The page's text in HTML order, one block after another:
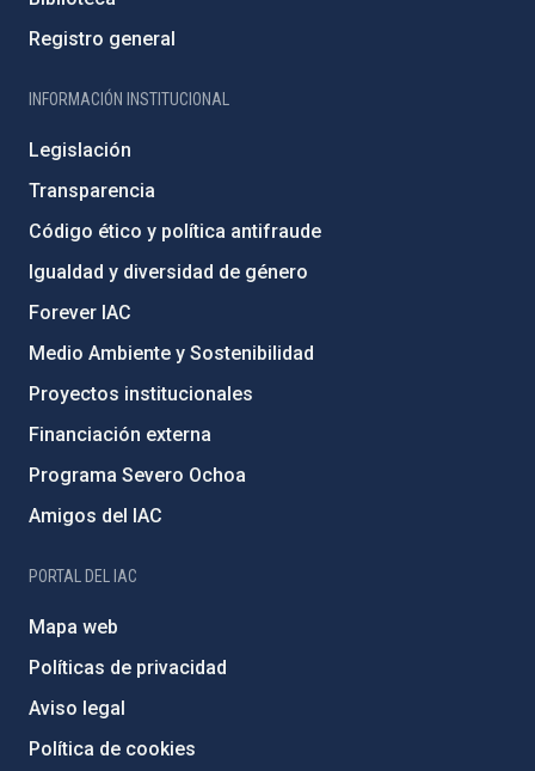
Registro general
INFORMACIÓN INSTITUCIONAL
Legislación
Transparencia
Código ético y política antifraude
Igualdad y diversidad de género
Forever IAC
Medio Ambiente y Sostenibilidad
Proyectos institucionales
Financiación externa
Programa Severo Ochoa
Amigos del IAC
PORTAL DEL IAC
Mapa web
Políticas de privacidad
Aviso legal
Política de cookies